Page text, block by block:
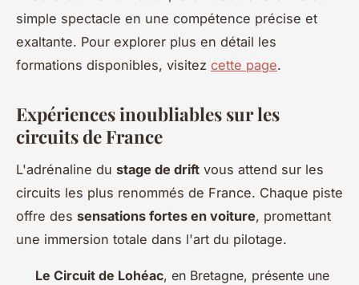
simple spectacle en une compétence précise et
exaltante. Pour explorer plus en détail les
formations disponibles, visitez cette page.
Expériences inoubliables sur les
circuits de France
L'adrénaline du stage de drift vous attend sur les
circuits les plus renommés de France. Chaque piste
offre des sensations fortes en voiture, promettant
une immersion totale dans l'art du pilotage.
Le Circuit de Lohéac, en Bretagne, présente une